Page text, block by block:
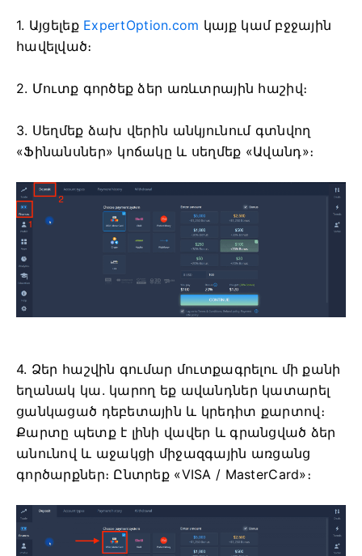
1. Այցելեք ExpertOption.com կայք կամ բջջային
հավելված։
2. Մուտք գործեք ձեր առևտրային հաշիվ։
3. Սեղմեք ձախ վերին անկյունում գտնվող
«Ֆինանսներ» կոճակը և սեղմեք «Ավանդ»։
4. Ձեր հաշվին գումար մուտքագրելու մի քանի
եղանակ կա. կարող եք ավանդներ կատարել
ցանկացած դեբետային և կրեդիտ քարտով։
Քարտը պետք է լինի վավեր և գրանցված ձեր
անունով և աջակցի միջազգային առցանց
գործարքներ։ Ընտրեք «VISA / MasterCard»։